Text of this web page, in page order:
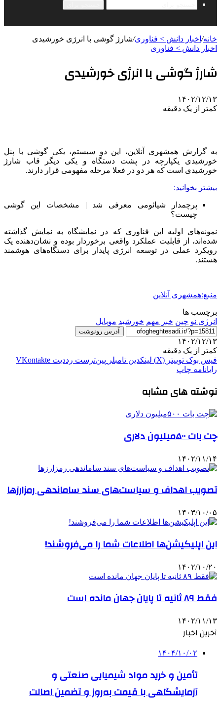
خانه/ اخبار دانش > فناوری‌/شارژ گوشی با انرژی خورشیدی
اخبار دانش > فناوری‌
شارژ گوشی با انرژی خورشیدی
۱۴۰۲/۱۲/۱۳
کمتر از یک دقیقه
به گزارش همشهری آنلاین، این دو سیستم، یکی گوشی با پنل
خورشیدی یکپارچه در پشت دستگاه و یکی دیگر قاب شارژ
خورشیدی است که هر دو در فعلا مرحله مفهومی قرار دارند.
بیشتر بخوانید:
پرچمدار شیائومی معرفی شد | مشخصات این گوشی
چیست؟
نمونه‌های اولیه این فناوری که در نمایشگاه به نمایش گذاشته
شده‌اند، از قابلیت عملکرد واقعی برخوردار بوده و نشان‌دهنده یک
رویکرد عملی در توسعه انرژی پایدار برای دستگاه‌های هوشمند
هستند.
منبع:همشهری آنلاین
برچسب ها
انرژی نو چین خبر مهم خورشید موبایل
آدرس رونوشت
۱۴۰۲/۱۲/۱۳
کمتر از یک دقیقه
فیس بوک توییتر (X) لینکدین ‫تامبلر ‫پین‌ترست ‫رددیت ‫VKontakte
رایانامه چاپ
نوشته های مشابه
چت بات ۵۰۰میلیون دلاری
۱۴۰۲/۱۱/۱۴
تصویب اهداف و سیاست‌های سند ساماندهی رمزارزها
۱۴۰۳/۱۰/۰۵
این اپلیکیشن‌ها اطلاعات شما را می‌فروشند!
۱۴۰۲/۱۰/۲۰
فقط ۸۹ ثانیه تا پایان جهان مانده است
۱۴۰۲/۱۱/۱۳
آخرین اخبار
۱۴۰۴/۱۰/۰۲
تأمین و خرید مواد شیمیایی صنعتی و
آزمایشگاهی با قیمت به‌روز و تضمین اصالت